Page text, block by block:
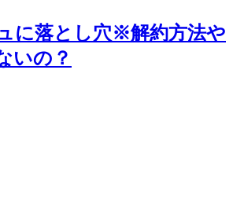
に落とし穴※解約方法や
いの？